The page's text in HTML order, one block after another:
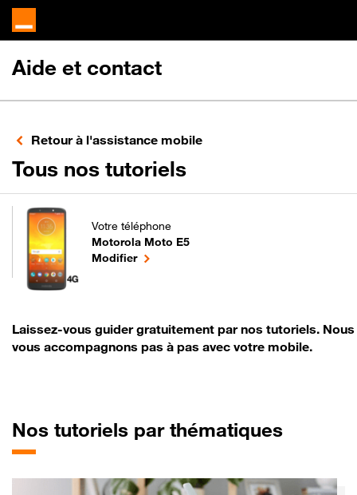
Aide et contact
Retour à l'assistance mobile
Tous nos tutorielspour votre
Laissez-vous guider gratuitement par nos tutoriels. Nous
vous accompagnons pas à pas avec votre mobile.
Votre téléphone
Motorola Moto E5
pour votre Motorola Moto E5 ou
Modifierle téléphone sélectionné
Nos tutoriels par thématiquespour